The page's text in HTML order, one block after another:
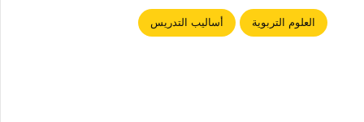
العلوم التربوية أساليب التدريس